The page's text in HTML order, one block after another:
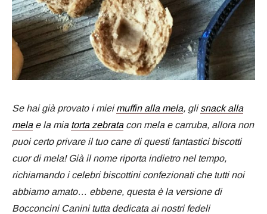
Se hai già provato i mieimuffin alla mela, glisnack alla
melae la mia torta zebratacon mela e carruba, allora non
puoi certo privare il tuo cane di questi fantastici biscotti
cuor di mela! Già il nome riporta indietro nel tempo,
richiamando i celebri biscottini confezionati che tutti noi
abbiamo amato… ebbene, questa è la versione di
Bocconcini Canini tutta dedicata ai nostri fedeli